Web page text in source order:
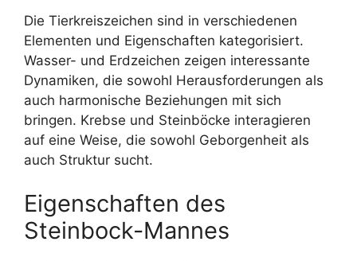
Die Tierkreiszeichen sind in verschiedenen
Elementen und Eigenschaften kategorisiert.
Wasser- und Erdzeichen zeigen interessante
Dynamiken, die sowohl Herausforderungen als
auch harmonische Beziehungen mit sich
bringen. Krebse und Steinböcke interagieren
auf eine Weise, die sowohl Geborgenheit als
auch Struktur sucht.
Eigenschaften des
Steinbock-Mannes